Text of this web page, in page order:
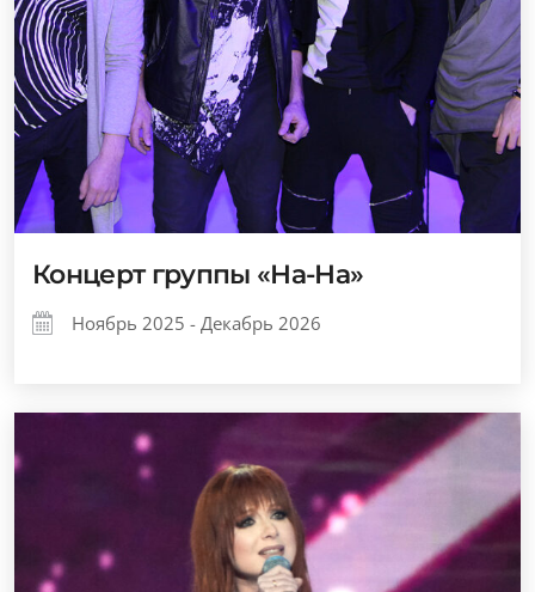
Концерт группы «На-На»
Ноябрь 2025 - Декабрь 2026